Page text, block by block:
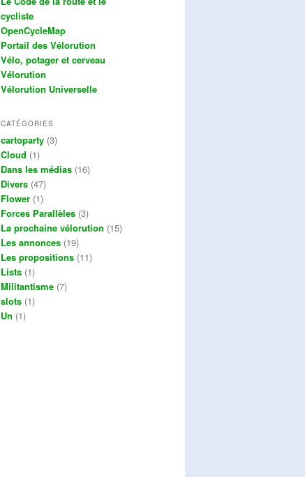
cycliste
OpenCycleMap
Portail des Vélorution
Vélo, potager et cerveau
Vélorution
Vélorution Universelle
CATÉGORIES
cartoparty (3)
Cloud (1)
Dans les médias (16)
Divers (47)
Flower (1)
Forces Parallèles (3)
La prochaine vélorution (15)
Les annonces (19)
Les propositions (11)
Lists (1)
Militantisme (7)
slots (1)
Un (1)